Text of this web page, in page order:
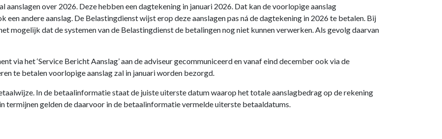
over 2026. Deze hebben een dagtekening in januari 2026. Dat kan de voorlopige aanslag
andere aanslag. De Belastingdienst wijst erop deze aanslagen pas ná de dagtekening in 2026 te betalen. Bij
mogelijk dat de systemen van de Belastingdienst de betalingen nog niet kunnen verwerken. Als gevolg daarvan
via het ‘Service Bericht Aanslag’ aan de adviseur gecommuniceerd en vanaf eind december ook via de
te betalen voorlopige aanslag zal in januari worden bezorgd.
In de betaalinformatie staat de juiste uiterste datum waarop het totale aanslagbedrag op de rekening
termijnen gelden de daarvoor in de betaalinformatie vermelde uiterste betaaldatums.